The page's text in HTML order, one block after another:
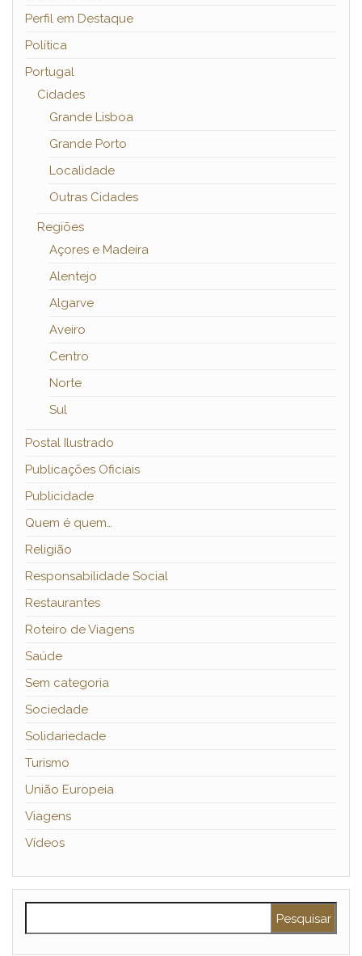
Perfil em Destaque
Política
Portugal
Cidades
Grande Lisboa
Grande Porto
Localidade
Outras Cidades
Regiões
Açores e Madeira
Alentejo
Algarve
Aveiro
Centro
Norte
Sul
Postal Ilustrado
Publicações Oficiais
Publicidade
Quem é quem…
Religião
Responsabilidade Social
Restaurantes
Roteiro de Viagens
Saúde
Sem categoria
Sociedade
Solidariedade
Turismo
União Europeia
Viagens
Vídeos